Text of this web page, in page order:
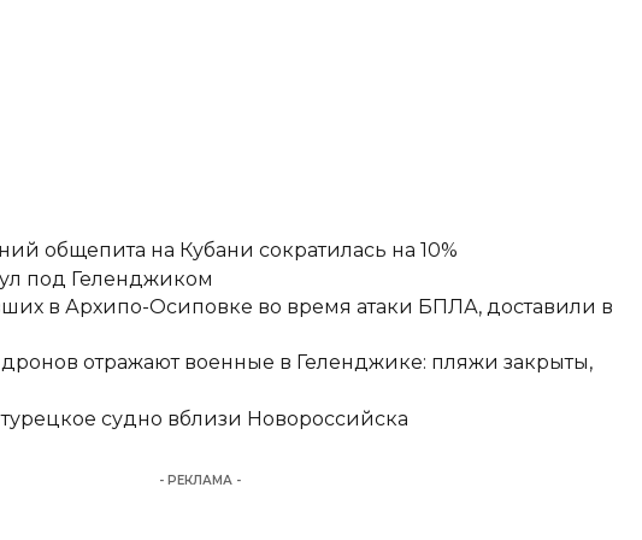
общепита на Кубани сократилась на 10%
под Геленджиком
в Архипо-Осиповке во время атаки БПЛА, доставили в
отражают военные в Геленджике: пляжи закрыты,
судно вблизи Новороссийска
- РЕКЛАМА -